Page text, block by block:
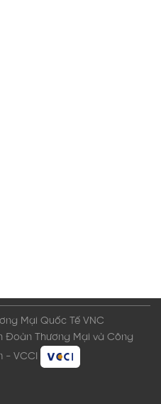
Mại Quốc Tế VNC
Đoàn Thương Mại và Công
- VCCI